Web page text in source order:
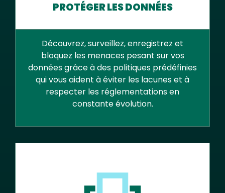
PROTÉGER LES DONNÉES
Découvrez, surveillez, enregistrez et
bloquez les menaces pesant sur vos
données grâce à des politiques prédéfinies
qui vous aident à éviter les lacunes et à
respecter les réglementations en
constante évolution.